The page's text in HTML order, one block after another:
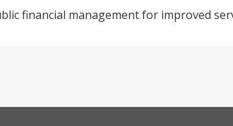
financial management for improved